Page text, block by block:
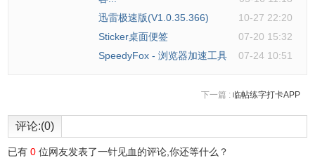
迅雷极速版(V1.0.35.366)
10-27 22:20
Sticker桌面便签
07-20 15:32
SpeedyFox - 浏览器加速工具
07-24 10:51
下一篇 : 临帖练字打卡APP
评论:(0)
已有0 位网友发表了一针见血的评论,你还等什么？